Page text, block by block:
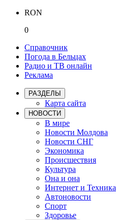
RON
0
Справочник
Погода в Бельцах
Радио и ТВ онлайн
Реклама
РАЗДЕЛЫ
Карта сайта
НОВОСТИ
В мире
Новости Молдова
Новости СНГ
Экономика
Происшествия
Культура
Она и она
Интернет и Техника
Автоновости
Спорт
Здоровье